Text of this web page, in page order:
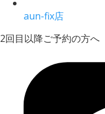
aun-fix店
2回目以降ご予約の方へ